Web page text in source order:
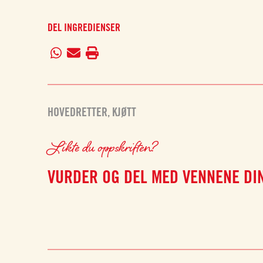
DEL INGREDIENSER
HOVEDRETTER, KJØTT
Likte du oppskriften?
VURDER OG DEL MED VENNENE